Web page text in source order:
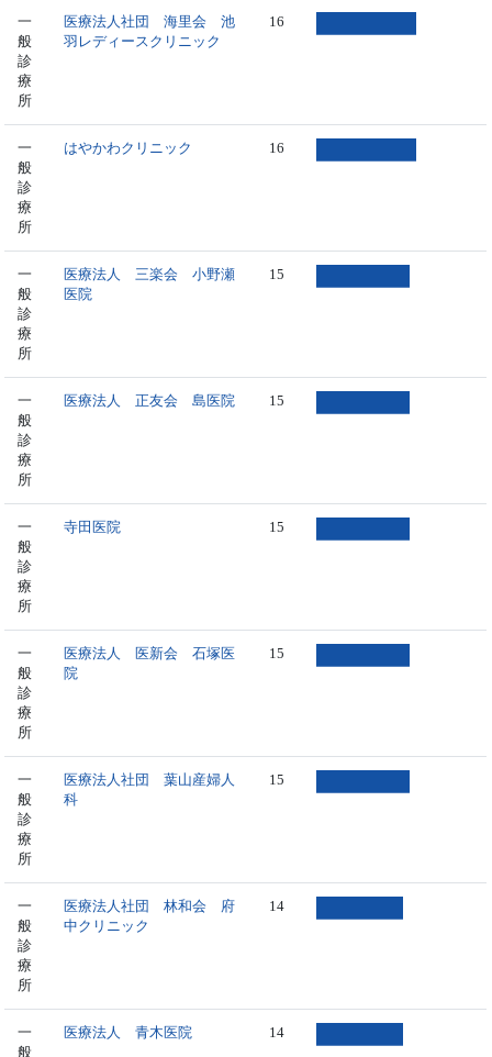
一
般
診
療
所
医療法人社団 海里会 池
羽レディースクリニック
16
一
般
診
療
所
はやかわクリニック 16
一
般
診
療
所
医療法人 三楽会 小野瀬
医院
15
一
般
診
療
所
医療法人 正友会 島医院 15
一
般
診
療
所
寺田医院 15
一
般
診
療
所
医療法人 医新会 石塚医
院
15
一
般
診
療
所
医療法人社団 葉山産婦人
科
15
一
般
診
療
所
医療法人社団 林和会 府
中クリニック
14
一
般
医療法人 青木医院 14